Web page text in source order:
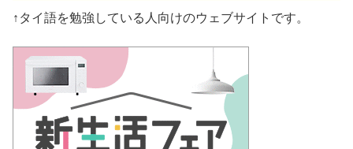
↑タイ語を勉強している人向けのウェブサイトです。